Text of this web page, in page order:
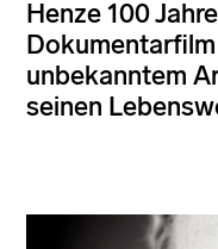
Henze 100
unbekanntem
seinen